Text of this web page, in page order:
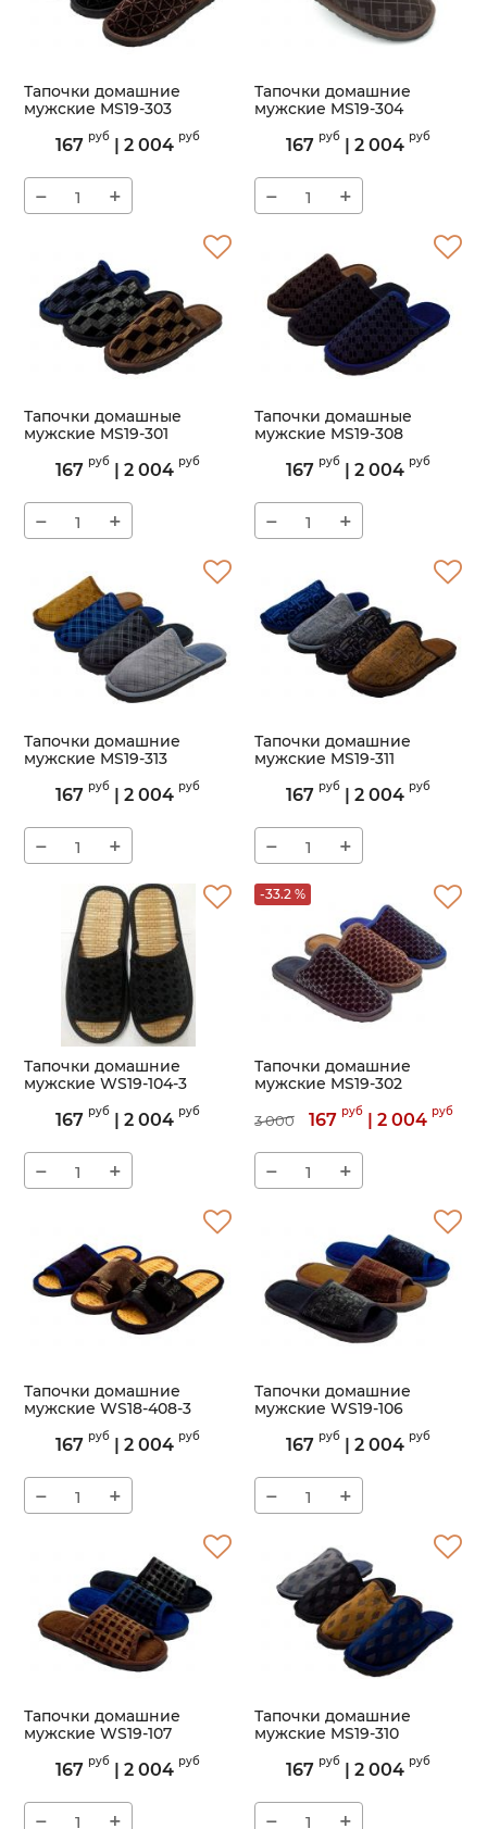
Тапочки домашние
мужские MS19-303
MS19-303
167 руб | 2 004 руб
− +
Тапочки домашние
мужские MS19-304
MS19-304
167 руб | 2 004 руб
− +
Тапочки домашные
мужские MS19-301
MS19-301
167 руб | 2 004 руб
− +
Тапочки домашные
мужские MS19-308
MS19-308
167 руб | 2 004 руб
− +
Тапочки домашние
мужские MS19-313
MS19-313
167 руб | 2 004 руб
− +
Тапочки домашние
мужские MS19-311
MS19-311
167 руб | 2 004 руб
− +
Тапочки домашние
мужские WS19-104-3
WS19-104-3
167 руб | 2 004 руб
− +
-33.2 %
Тапочки домашние
мужские MS19-302
MS19-302
3 000 167 руб | 2 004 руб
− +
Тапочки домашние
мужские WS18-408-3
WS18-408-3
167 руб | 2 004 руб
− +
Тапочки домашние
мужские WS19-106
WS19-106
167 руб | 2 004 руб
− +
Тапочки домашние
мужские WS19-107
WS19-107
167 руб | 2 004 руб
− +
Тапочки домашние
мужские MS19-310
MS19-310
167 руб | 2 004 руб
− +